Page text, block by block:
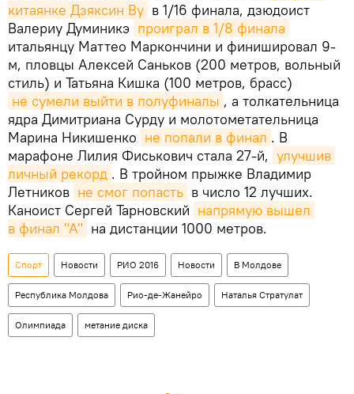
китаянке Дзяксин Ву в 1/16 финала, дзюдоист
Валериу Думиникэ проиграл в 1/8 финала
итальянцу Маттео Маркончини и финишировал 9-
м, пловцы Алексей Саньков (200 метров, вольный
стиль) и Татьяна Кишка (100 метров, брасс)
не сумели выйти в полуфиналы , а толкательница
ядра Димитриана Сурду и молотометательница
Марина Никишенко не попали в финал . В
марафоне Лилия Фиськович стала 27-й, улучшив
личный рекорд . В тройном прыжке Владимир
Летников не смог попасть в число 12 лучших.
Каноист Сергей Тарновский напрямую вышел
в финал "А" на дистанции 1000 метров.
Спорт Новости РИО 2016 Новости В Молдове
Республика Молдова Рио-де-Жанейро Наталья Стратулат
Олимпиада метание диска